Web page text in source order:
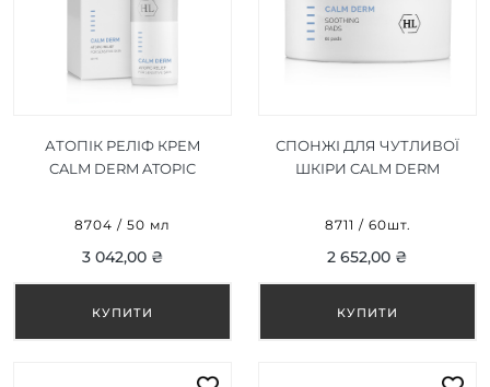
АТОПІК РЕЛІФ КРЕМ
CALM DERM ATOPIC
8704 / 50 мл
3 042,00 ₴
СПОНЖІ ДЛЯ ЧУТЛИВОЇ
ШКІРИ CALM DERM
8711 / 60шт.
2 652,00 ₴